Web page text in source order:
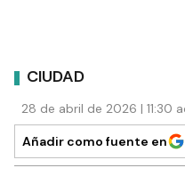
CIUDAD
28 de abril de 2026 | 11:30
Añadir como fuente en